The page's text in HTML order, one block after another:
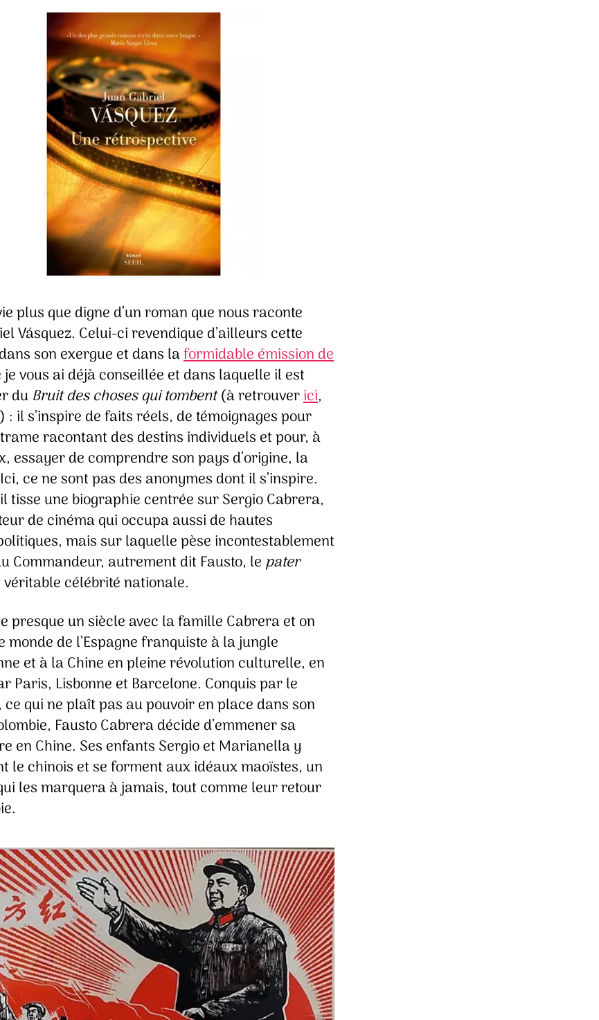
plus que digne d’un roman que nous raconte
Vásquez. Celui-ci revendique d’ailleurs cette
son exergue et dans laformidable émission de
je vous ai déjà conseillée et dans laquelle il est
du Bruit des choses qui tombent(à retrouverici,
: il s’inspire de faits réels, de témoignages pour
racontant des destins individuels et pour, à
essayer de comprendre son pays d’origine, la
ce ne sont pas des anonymes dont il s’inspire.
tisse une biographie centrée sur Sergio Cabrera,
de cinéma qui occupa aussi de hautes
mais sur laquelle pèse incontestablement
Commandeur, autrement dit Fausto, lepater
célébrité nationale.
presque un siècle avec la famille Cabrera et on
de l’Espagne franquiste à la jungle
et à la Chine en pleine révolution culturelle, en
Paris, Lisbonne et Barcelone. Conquis par le
qui ne plaît pas au pouvoir en place dans son
Fausto Cabrera décide d’emmener sa
en Chine. Ses enfants Sergio et Marianella y
le chinois et se forment aux idéaux maoïstes, un
les marquera à jamais, tout comme leur retour